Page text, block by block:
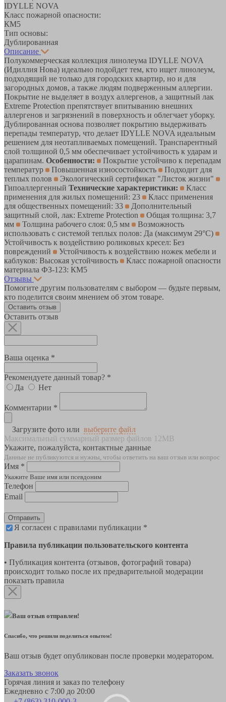
IDYLLE NOVA
Класс пожарной опасности:
КМ5
Тип основы:
Дублированная
Описание
Полукоммерческая коллекция линолеума IDYLLE NOVA
(Идиллия Нова) идеально подойдет тем, кто ищет линолеум,
подходящий не только для городских квартир, но и для
загородных домов, а также людям подверженным аллергии.
Покрытие не выделяет в воздух аллергенов, а защитный лак
Extreme Protection препятствует впитыванию внешних
аллергенов и загрязнений в поверхность и облегчает уборку.
Дублированная основа позволяет покрытию выдерживать
перепады температур, что делает IDYLLE NOVA идеальным
решением для неотапливаемых помещений. Транспарентный
слой толщиной 0,5 мм обеспечивает устойчивость к ударам и
царапинам. Особенности:
Покрытие устойчиво к перепадам
температур
Повышенная износостойкость
Подходит для
теплых полов
Экологический сертификат "Листок жизни"
Гипоаллергенный Технические характеристики:
Класс
применения для жилых помещений: 23
Класс применения
для общественных помещений: 33
Дополнительный
защитный слой, лак: Extreme Protection
Общая толщина: 3,7
мм
Толщина рабочего слоя: 0,5 мм
Возможность
использовать с системой теплых полов: Да (максимум 29°C)
Устойчивость к воздействию роликовых кресел: Без
повреждений
Устойчивость к воздействию ножек мебели и
каблуков: Высокая устойчивость
Класс пожарной опасности
материала ФЗ-123: КМ5
Отзывы
Помогите другим пользователям с выбором — будьте первым,
кто поделится своим мнением об этом товаре.
Оставить отзыв
Оставить отзыв
Ваша оценка *
Рекомендуете данный товар? *
Да
Нет
Комментарии *
Загрузите фото или выберите файл
Максимальный суммарный размер файлов 12MB
Укажите, пожалуйста, контактные данные
Данные не публикуются и нужны, чтобы ответить на ваш отзыв или вопрос
Имя *
Укажите Ваше имя или псевдоним
Телефон
Email
Отправить
Я согласен с правилами публикации *
Правила публикации пользовательского контента
• Публикация контента (отзывов, фотографий товара)
происходит только после их предварительной модерации
показать правила
Ваш отзыв отправлен!
Спасибо, что решили поделиться опытом!
Ваш отзыв будет опубликован после проверки модератором.
Заказать звонок
Горячая линия и заказ по телефону
Ежедневно с 7:00 до 20:00